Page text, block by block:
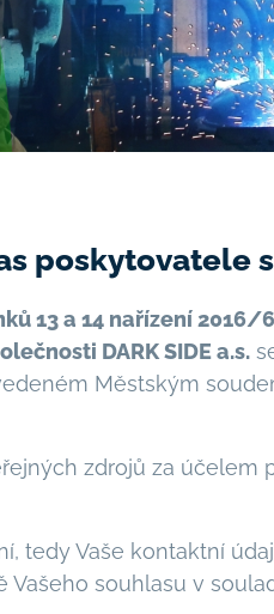
poskytovatele
13 a 14 nařízení 2016/
DARK SIDE a.s.
Městským
zdrojů za účelem
tedy Vaše kontaktní
souhlasu v